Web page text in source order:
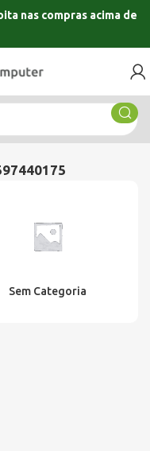
nas compras acima de
Sem Categoria